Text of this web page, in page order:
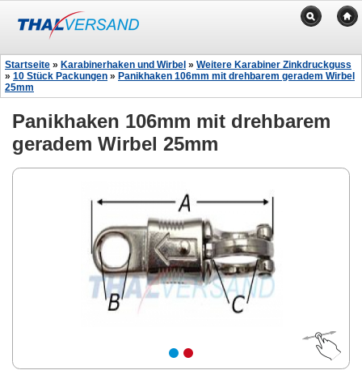
Startseite » Karabinerhaken und Wirbel » Weitere Karabiner Zinkdruckguss
» 10 Stück Packungen » Panikhaken 106mm mit drehbarem geradem Wirbel
25mm
Panikhaken 106mm mit drehbarem
geradem Wirbel 25mm